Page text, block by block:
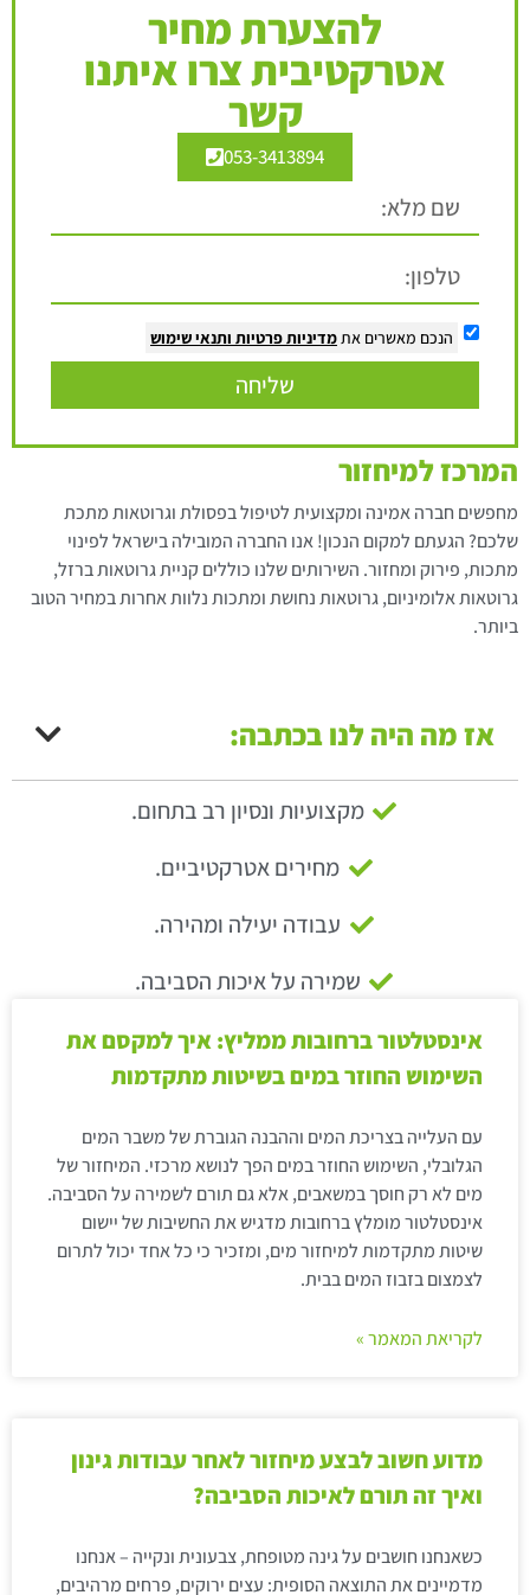
להצערת מחיר
אטרקטיבית צרו איתנו
קשר
053-3413894
הנכם מאשרים אתמדיניות פרטיות ותנאי שימוש
שליחה
המרכז למיחזור
מחפשים חברה אמינה ומקצועית לטיפול בפסולת וגרוטאות מתכת
שלכם? הגעתם למקום הנכון! אנו החברה המובילה בישראל לפינוי
מתכות, פירוק ומחזור. השירותים שלנו כוללים קניית גרוטאות ברזל,
גרוטאות אלומיניום, גרוטאות נחושת ומתכות נלוות אחרות במחיר הטוב
ביותר.
אז מה היה לנו בכתבה:
מקצועיות ונסיון רב בתחום.
מחירים אטרקטיביים.
עבודה יעילה ומהירה.
שמירה על איכות הסביבה.
אינסטלטור ברחובות ממליץ: איך למקסם את
השימוש החוזר במים בשיטות מתקדמות
עם העלייה בצריכת המים וההבנה הגוברת של משבר המים
הגלובלי, השימוש החוזר במים הפך לנושא מרכזי. המיחזור של
מים לא רק חוסך במשאבים, אלא גם תורם לשמירה על הסביבה.
אינסטלטור מומלץ ברחובות מדגיש את החשיבות של יישום
שיטות מתקדמות למיחזור מים, ומזכיר כי כל אחד יכול לתרום
לצמצום בזבוז המים בבית.
לקריאת המאמר »
מדוע חשוב לבצע מיחזור לאחר עבודות גינון
ואיך זה תורם לאיכות הסביבה?
כשאנחנו חושבים על גינה מטופחת, צבעונית ונקייה – אנחנו
מדמיינים את התוצאה הסופית: עצים ירוקים, פרחים מרהיבים,